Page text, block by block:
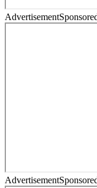
Advertisement
Advertisement